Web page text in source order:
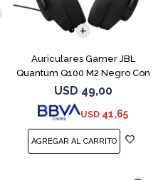
Auriculares Gamer JBL
Quantum Q100 M2 Negro Con
Micrófono
USD 49,00
USD 41,65